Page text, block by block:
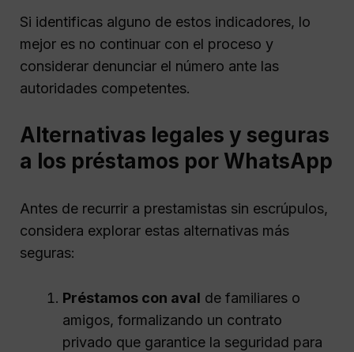
Si identificas alguno de estos indicadores, lo
mejor es no continuar con el proceso y
considerar denunciar el número ante las
autoridades competentes.
Alternativas legales y seguras
a los préstamos por WhatsApp
Antes de recurrir a prestamistas sin escrúpulos,
considera explorar estas alternativas más
seguras:
Préstamos con aval de familiares o
amigos, formalizando un contrato
privado que garantice la seguridad para